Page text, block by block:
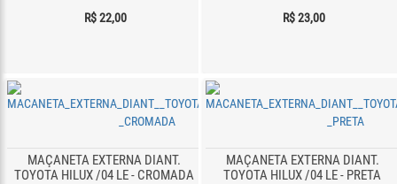
R$ 22,00 R$ 23,00
MAÇANETA EXTERNA DIANT.
TOYOTA HILUX /04 LE - CROMADA
MAÇANETA EXTERNA DIANT.
TOYOTA HILUX /04 LE - PRETA